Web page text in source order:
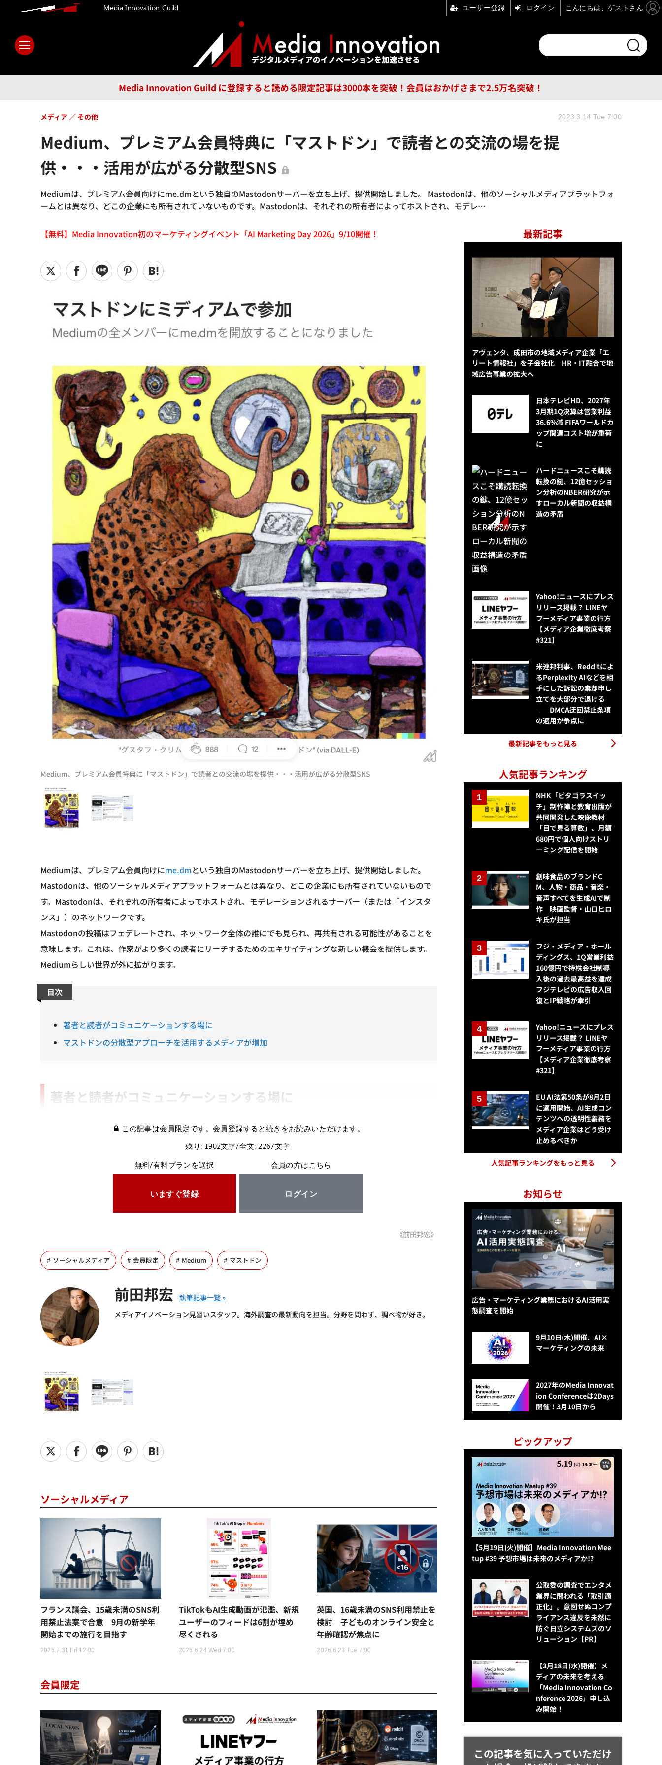
Media Innovation Guild に登録すると読める限定記事は3000本を突破！会員はおかげさまで2.5万名突破！
メディア テクノロジー 広告 企業 特集 ブランドチャンネル
フォーエム その他
Medium、プレミアム会員特典に「マストドン」で読者との交流の場を提
供・・・活用が広がる分散型SNS
Mediumは、プレミアム会員向けにme.dmという独自のMastodonサーバーを立ち上げ、提供開始しました。 Mastodonは、他のソーシャルメディアプラットフォ
ームとは異なり、どこの企業にも所有されていないものです。Mastodonは、それぞれの所有者によってホストされ、モデレ…
メディア その他 2023.3.14 Tue 7:00
【無料】Media Innovation初のマーケティングイベント「AI Marketing Day 2026」9/10開催！
Medium、プレミアム会員特典に「マストドン」で読者との交流の場を提供・・・活用が広がる分散型SNS
Mediumは、プレミアム会員向けにme.dmという独自のMastodonサーバーを立ち上げ、提供開始しました。
Mastodonは、他のソーシャルメディアプラットフォームとは異なり、どこの企業にも所有されていないもので
す。Mastodonは、それぞれの所有者によってホストされ、モデレーションされるサーバー（または「インスタ
ンス」）のネットワークです。
Mastodonの投稿はフェデレートされ、ネットワーク全体の誰にでも見られ、再共有される可能性があることを
意味します。これは、作家がより多くの読者にリーチするためのエキサイティングな新しい機会を提供します。
Mediumらしい世界が外に拡がります。
目次
著者と読者がコミュニケーションする場に
マストドンの分散型アプローチを活用するメディアが増加
著者と読者がコミュニケーションする場に
この記事は会員限定です。会員登録すると続きをお読みいただけます。
残り: 1902文字/全文: 2267文字
無料/有料プランを選択
いますぐ登録
会員の方はこちら
ログイン
《前田邦宏》
ソーシャルメディア 会員限定 Medium マストドン
前田邦宏
メディアイノベーション見習いスタッフ。海外調査の最新動向を担当。分野を問わず、調べ物が好き。
ソーシャルメディア
フランス議会、15歳未満のSNS利
用禁止法案で合意 9月の新学年
開始までの施行を目指す
2026.7.31 Fri 12:00
TikTokもAI生成動画が氾濫、新規
ユーザーのフィードは6割が埋め
尽くされる
2026.6.24 Wed 7:00
英国、16歳未満のSNS利用禁止を
検討 子どものオンライン安全と
年齢確認が焦点に
2026.6.23 Tue 7:00
会員限定
最新記事
アヴェンタ、成田市の地域メディア企業「エ
リート情報社」を子会社化 HR・IT融合で地
域広告事業の拡大へ
日本テレビHD、2027年
3月期1Q決算は営業利益
36.6%減 FIFAワールドカ
ップ関連コスト増が重荷
に
ハードニュースこそ購読
転換の鍵、12億セッショ
ン分析のNBER研究が示
すローカル新聞の収益構
造の矛盾
Yahoo!ニュースにプレス
リリース掲載？ LINEヤ
フーメディア事業の行方
【メディア企業徹底考察
#321】
米連邦判事、Redditによ
るPerplexity AIなどを相
手にした訴訟の棄却申し
立てを大部分で退ける
——DMCA迂回禁止条項
の適用が争点に
最新記事をもっと見る
人気記事ランキング
NHK「ピタゴラスイッ
チ」制作陣と教育出版が
共同開発した映像教材
「目で見る算数」、月額
680円で個人向けストリ
ーミング配信を開始
創味食品のブランドC
M、人物・商品・音楽・
音声すべてを生成AIで制
作 映画監督・山口ヒロ
キ氏が担当
フジ・メディア・ホール
ディングス、1Q営業利益
160億円で持株会社制導
入後の過去最高益を達成
フジテレビの広告収入回
復とIP戦略が牽引
Yahoo!ニュースにプレス
リリース掲載？ LINEヤ
フーメディア事業の行方
【メディア企業徹底考察
#321】
EU AI法第50条が8月2日
に適用開始、AI生成コン
テンツへの透明性義務を
メディア企業はどう受け
止めるべきか
人気記事ランキングをもっと見る
お知らせ
広告・マーケティング業務におけるAI活用実
態調査を開始
9月10日(木)開催、AI×
マーケティングの未来
2027年のMedia Innovat
ion Conferenceは2Days
開催！3月10日から
ピックアップ
【5月19日(火)開催】Media Innovation Mee
tup #39 予想市場は未来のメディアか!?
公​​取委の調査でエンタメ
業界に問われる「取引適
正化」。意図せぬコンプ
ライアンス違反を未然に
防ぐ日立システムズのソ
リューション​【PR】
【3月18日(水)開催】メ
ディアの未来を考える
「Media Innovation Co
nference 2026」申し込
み開始！
この記事を気に入っていただけ
Media Innovation Guild ユーザー登録 ログイン こんにちは、ゲストさん